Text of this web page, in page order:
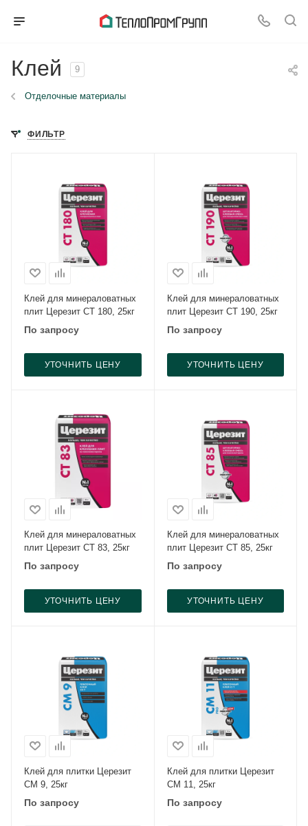
Клей 9
Отделочные материалы
ФИЛЬТР
Клей для минераловатных
плит Церезит CT 180, 25кг
По запросу
УТОЧНИТЬ ЦЕНУ
Клей для минераловатных
плит Церезит CT 190, 25кг
По запросу
УТОЧНИТЬ ЦЕНУ
Клей для минераловатных
плит Церезит CT 83, 25кг
По запросу
УТОЧНИТЬ ЦЕНУ
Клей для минераловатных
плит Церезит CT 85, 25кг
По запросу
УТОЧНИТЬ ЦЕНУ
Клей для плитки Церезит
CM 9, 25кг
По запросу
Клей для плитки Церезит
CM 11, 25кг
По запросу